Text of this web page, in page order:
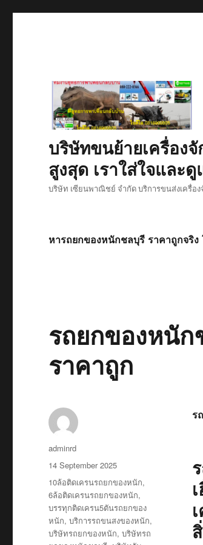
บริษัทขนย้ายเครื่อง
สูงสุด เราใส่ใจและ
บริษัท เซียนพาณิชย์ จำกัด บริการขนส่งเครื่อ
หารถยกของหนักชลบุรี ราคาถูกจริ
รถยกของหนั
ราคาถูก
ร
Author
adminrd
Posted
on
14 September 2025
Tags
10ล้อติดเครนรถยกของหนัก,
6ล้อติดเครนรถยกของหนัก,
บรรทุกติดเครน5ตันรถยกของ
หนัก,บริการรถขนสงของหนัก,
บริษัทรถยกของหนัก,บริษัทรถ